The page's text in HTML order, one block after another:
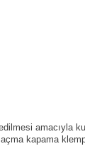
kapama